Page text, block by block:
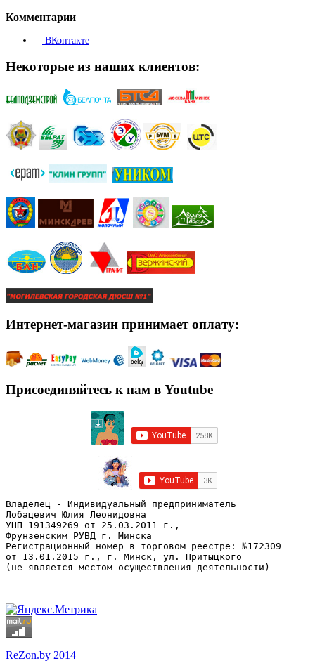
Комментарии
ВКонтакте
Некоторые из наших клиентов:
Интернет-магазин принимает оплату:
Присоединяйтесь к нам в Youtube
Владелец - Индивидуальный предприниматель
Лобацевич Юлия Леонидовна
УНП 191349269 от 25.03.2011 г.,
Фрунзенским РУВД г. Минска
Регистрационный номер в торговом реестре: №172309
от 13.01.2015 г., г. Минск, ул. Притыцкого
(не является местом осуществления деятельности)
ReZon.by 2014